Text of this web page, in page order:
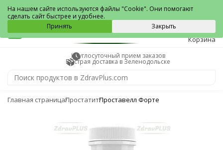
Зеленодольск
0
Корзина
Круглосуточный прием заказов
Быстрая доставка в Зеленодольске
Главная страницаПростатитПроставелл Форте
На нашем сайте используются файлы "Cookie". Они помогают
сделать сайт быстрее и удобнее.
Принять
Закрыть